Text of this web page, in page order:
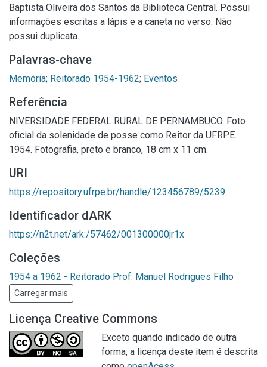
Baptista Oliveira dos Santos da Biblioteca Central. Possui
informações escritas a lápis e a caneta no verso. Não
possui duplicata.
Palavras-chave
Memória; Reitorado 1954-1962; Eventos
Referência
NIVERSIDADE FEDERAL RURAL DE PERNAMBUCO. Foto
oficial da solenidade de posse como Reitor da UFRPE.
1954. Fotografia, preto e branco, 18 cm x 11 cm.
URI
https://repository.ufrpe.br/handle/123456789/5239
Identificador dARK
https://n2t.net/ark:/57462/001300000jr1x
Coleções
1954 a 1962 - Reitorado Prof. Manuel Rodrigues Filho
Carregar mais
Licença Creative Commons
Exceto quando indicado de outra
forma, a licença deste item é descrita